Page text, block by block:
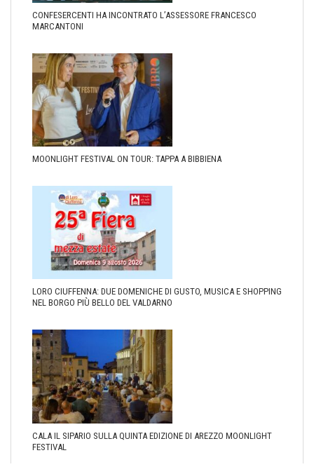
CONFESERCENTI HA INCONTRATO L’ASSESSORE FRANCESCO
MARCANTONI
MOONLIGHT FESTIVAL ON TOUR: TAPPA A BIBBIENA
LORO CIUFFENNA: DUE DOMENICHE DI GUSTO, MUSICA E SHOPPING
NEL BORGO PIÙ BELLO DEL VALDARNO
CALA IL SIPARIO SULLA QUINTA EDIZIONE DI AREZZO MOONLIGHT
FESTIVAL